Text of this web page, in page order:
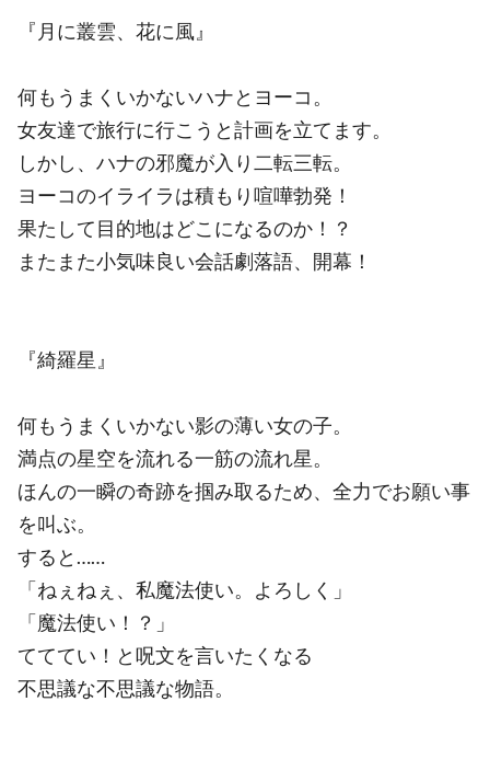
『月に叢雲、花に風』
何もうまくいかないハナとヨーコ。
女友達で旅行に行こうと計画を立てます。
しかし、ハナの邪魔が入り二転三転。
ヨーコのイライラは積もり喧嘩勃発！
果たして目的地はどこになるのか！？
またまた小気味良い会話劇落語、開幕！
『綺羅星』
何もうまくいかない影の薄い女の子。
満点の星空を流れる一筋の流れ星。
ほんの一瞬の奇跡を掴み取るため、全力でお願い事
を叫ぶ。
すると……
「ねぇねぇ、私魔法使い。よろしく」
「魔法使い！？」
てててい！と呪文を言いたくなる
不思議な不思議な物語。